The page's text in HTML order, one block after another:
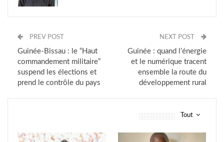
PREV POST
Guinée-Bissau : le “Haut
commandement militaire”
suspend les élections et
prend le contrôle du pays
NEXT POST
Guinée : quand l’énergie
et le numérique tracent
ensemble la route du
développement rural
Tout